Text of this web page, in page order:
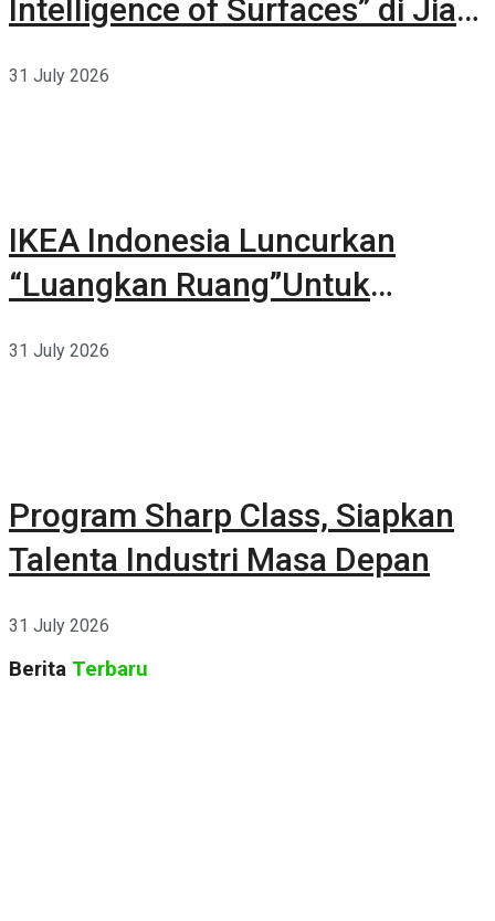
Intelligence of Surfaces” di Jia
31 July 2026
IKEA Indonesia Luncurkan
“Luangkan Ruang”Untuk
31 July 2026
Program Sharp Class, Siapkan
Talenta Industri Masa Depan
31 July 2026
Berita Terbaru